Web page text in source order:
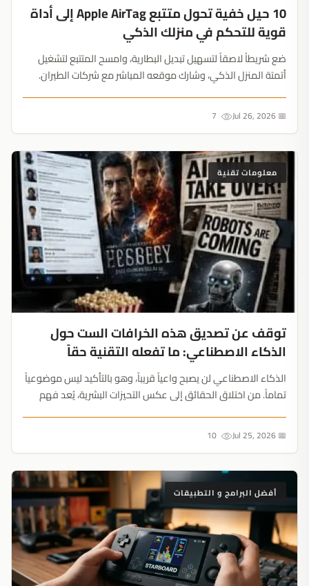
10 حيل خفية تحول متتبع Apple AirTag إلى أداة
قوية للتحكم في منزلك الذكي
ضع شريطاً لاصقاً لتسهيل تبديل البطارية، وامسح المتتبع لتشغيل
أتمتة المنزل الذكي، وشارك موقعه المباشر مع شركات الطيران.
📅 Jul 26, 2026
معلومات تقنية
توقف عن تصديق هذه الخرافات الست حول
الذكاء الاصطناعي: ما تفعله التقنية حقاً
الذكاء الاصطناعي لن يصبح واعياً قريباً، وهو بالتأكيد ليس موضوعياً
تماماً. من اختلاق الحقائق إلى عكس التحيزات البشرية، يُعد فهم
📅 Jul 25, 2026
أفضل البرامج و التطبيقات